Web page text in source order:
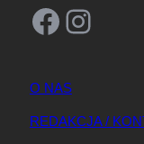
Facebook Instagram
O NAS
REDAKCJA /